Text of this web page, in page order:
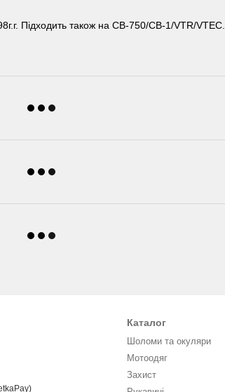
Підходить також на CB-750/СВ-1/VTR/VTEC.
Каталог
Шоломи та окуляри
Мотоодяг
Захист